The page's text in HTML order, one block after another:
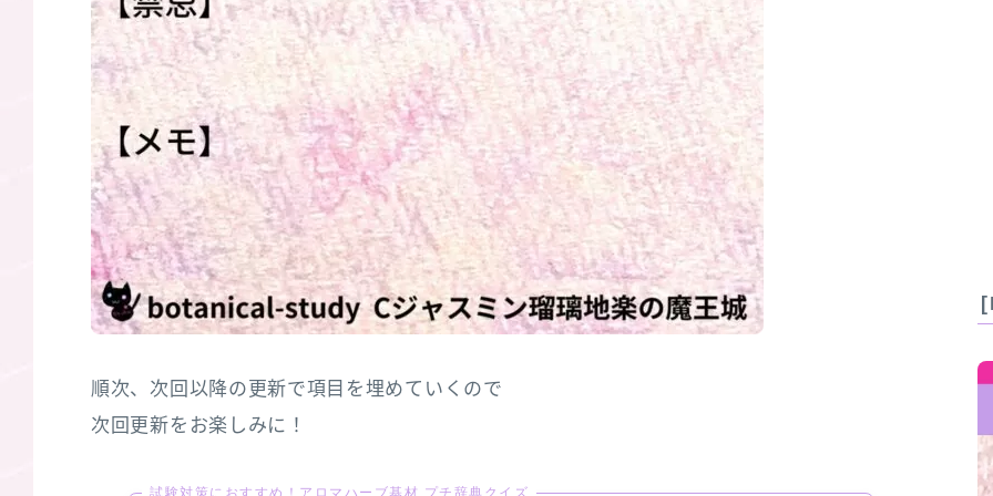
順次、次回以降の更新で項目を埋めていくので
次回更新をお楽しみに！
試験対策におすすめ！アロマハーブ基材 プチ辞典クイズ